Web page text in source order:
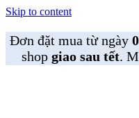
Skip to content
Đơn đặt mua từ ngày
shop giao sau tết.